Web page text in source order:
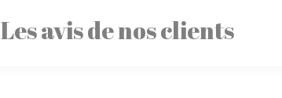
Les avis de nos clients